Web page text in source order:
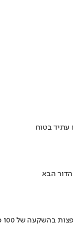
עתיד בטוח
הדור הבא